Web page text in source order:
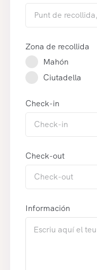
Zona de recollida
Mahón
Ciutadella
Check-in
Check-out
Información